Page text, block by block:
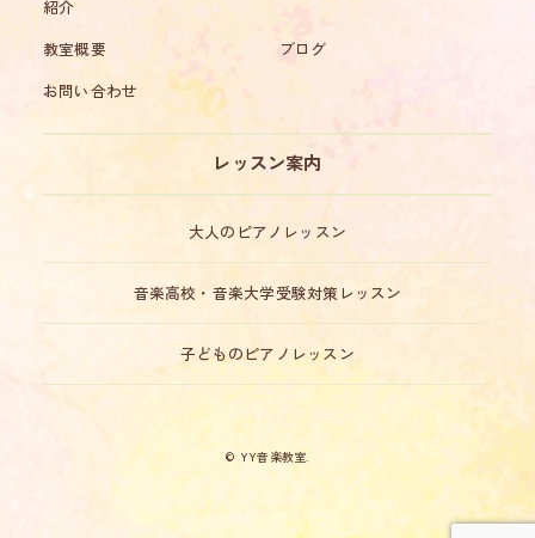
紹介
教室概要
ブログ
お問い合わせ
レッスン案内
大人のピアノレッスン
音楽高校・音楽大学受験対策レッスン
子どものピアノレッスン
© YY音楽教室.